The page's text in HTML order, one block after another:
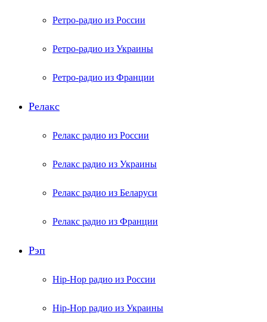
Ретро-радио из России
Ретро-радио из Украины
Ретро-радио из Франции
Релакс
Релакс радио из России
Релакс радио из Украины
Релакс радио из Беларуси
Релакс радио из Франции
Рэп
Hip-Hop радио из России
Hip-Hop радио из Украины